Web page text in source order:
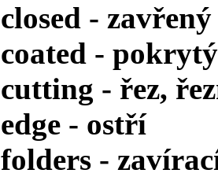
closed - zavřený
coated -
cutting - řez,
edge - ostří
folders -